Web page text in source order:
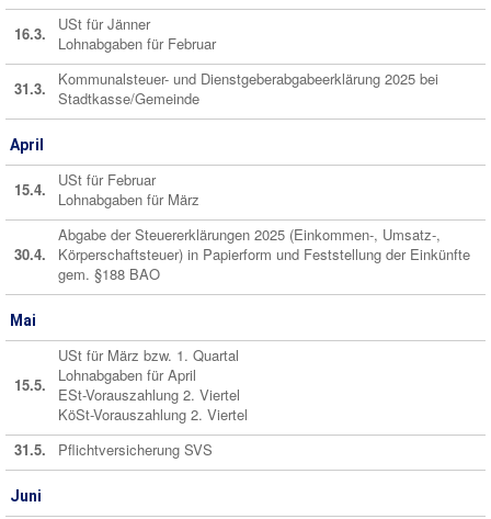
16.3.
USt für Jänner
Lohnabgaben für Februar
31.3.
Kommunalsteuer- und Dienstgeberabgabeerklärung 2025 bei
Stadtkasse/Gemeinde
April
15.4.
USt für Februar
Lohnabgaben für März
30.4.
Abgabe der Steuererklärungen 2025 (Einkommen-, Umsatz-,
Körperschaftsteuer) in Papierform und Feststellung der Einkünfte
gem. §188 BAO
Mai
15.5.
USt für März bzw. 1. Quartal
Lohnabgaben für April
ESt-Vorauszahlung 2. Viertel
KöSt-Vorauszahlung 2. Viertel
31.5.
Pflichtversicherung SVS
Juni